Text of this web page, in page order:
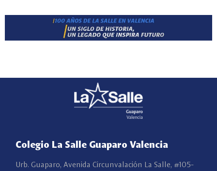
Colegio La Salle Guaparo Valencia
Urb. Guaparo, Avenida Circunvalación La Salle, #105-